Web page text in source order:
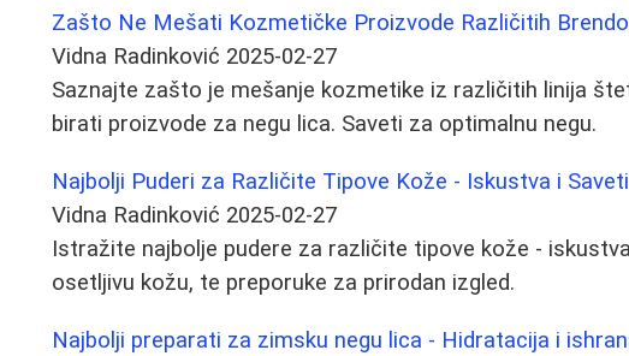
Zašto Ne Mešati Kozmetičke Proizvode Različitih
Vidna Radinković 2025-02-27
Saznajte zašto je mešanje kozmetike iz različitih linija
birati proizvode za negu lica. Saveti za optimalnu negu.
Najbolji Puderi za Različite Tipove Kože - Iskustva i Saveti
Vidna Radinković 2025-02-27
Istražite najbolje pudere za različite tipove kože -
osetljivu kožu, te preporuke za prirodan izgled.
Najbolji preparati za zimsku negu lica - Hidratacija i